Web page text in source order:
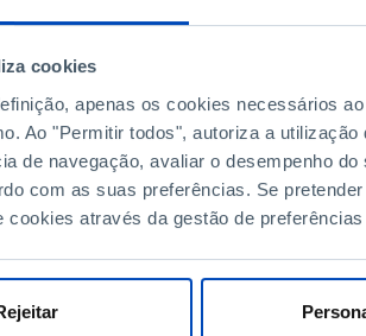
cookies
apenas os cookies necessários
Ao "Permitir todos", autoriza a
de navegação, avaliar o desempenho
com as suas preferências. Se
cookies através da gestão de
DATA DE FIM